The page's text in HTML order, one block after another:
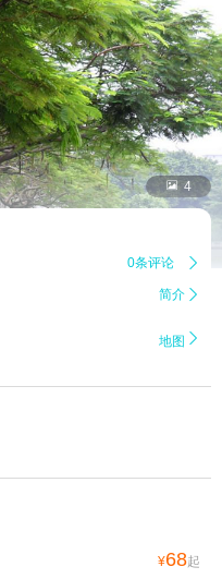
 4
0条评论 
简介 
地图 
¥68起